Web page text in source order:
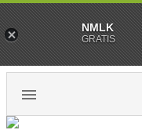
NMLK
GRATIS